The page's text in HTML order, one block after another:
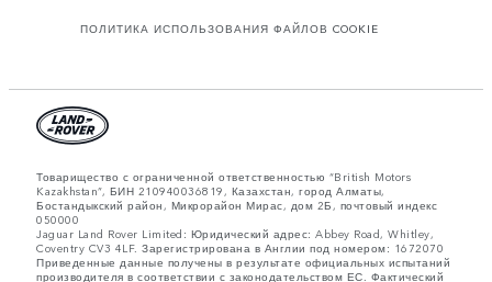
ПОЛИТИКА ИСПОЛЬЗОВАНИЯ ФАЙЛОВ COOKIE
Товарищество с ограниченной ответственностью “British Motors
Kazakhstan”, БИН 210940036819, Казахстан, город Алматы,
Бостандыкский район, Микрорайон Мирас, дом 2Б, почтовый индекс
050000
Jaguar Land Rover Limited: Юридический адрес: Abbey Road, Whitley,
Coventry CV3 4LF. Зарегистрирована в Англии под номером: 1672070
Приведенные данные получены в результате официальных испытаний
производителя в соответствии с законодательством ЕС. Фактический